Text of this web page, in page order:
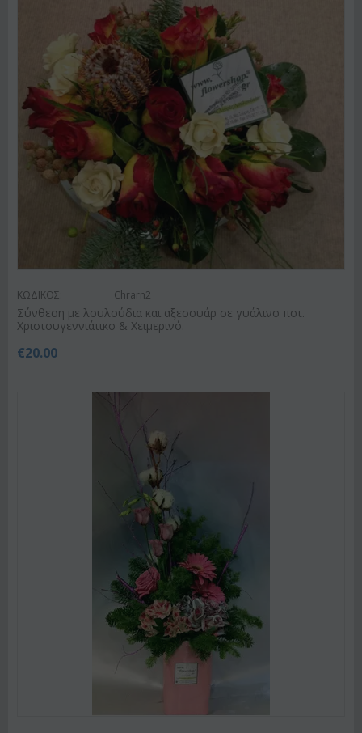
ΚΩΔΙΚΟΣ: Chrarn2
Σύνθεση με λουλούδια και αξεσουάρ σε γυάλινο ποτ.
Χριστουγεννιάτικο & Χειμερινό.
€20.00